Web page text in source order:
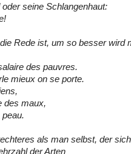
seine Schlangenhaut:
Rede ist, um so besser wird
des pauvres.
mieux on se porte.
des maux,
als man selbst, der
der Arten